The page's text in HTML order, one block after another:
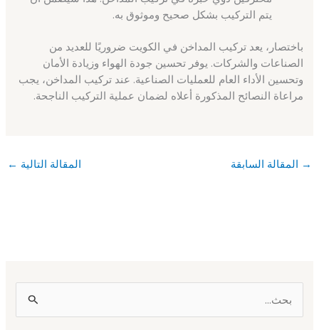
يتم التركيب بشكل صحيح وموثوق به.
باختصار، يعد تركيب المداخن في الكويت ضروريًا للعديد من
الصناعات والشركات. يوفر تحسين جودة الهواء وزيادة الأمان
وتحسين الأداء العام للعمليات الصناعية. عند تركيب المداخن، يجب
مراعاة النصائح المذكورة أعلاه لضمان عملية التركيب الناجحة.
→ المقالة السابقة المقالة التالية ←
ل